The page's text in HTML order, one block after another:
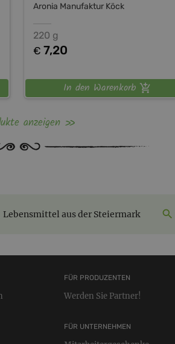
Aronia Manufaktur Köck
220 g
€ 7,20
In den Warenkorb
anzeigen
Lebensmittel aus der Steiermark
FÜR PRODUZENTEN
Werden Sie Partner!
FÜR UNTERNEHMEN